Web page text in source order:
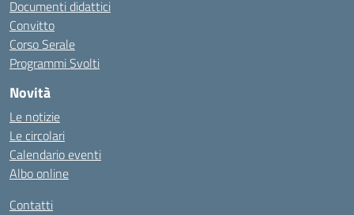
Documenti didattici
Convitto
Corso Serale
Programmi Svolti
Novità
Le notizie
Le circolari
Calendario eventi
Albo online
Contatti